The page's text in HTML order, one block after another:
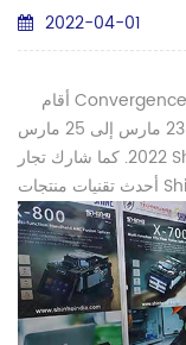
2022-04-01
أقام Convergence India ، أكبر معرض اتصالات في البلاد ، نسخته
التاسعة والعشرين في نيودلهي في الفترة من 23 مارس إلى 25 مارس
2022. كما شارك تجار Shinho في المعرض كممثلين ، مما يدل على